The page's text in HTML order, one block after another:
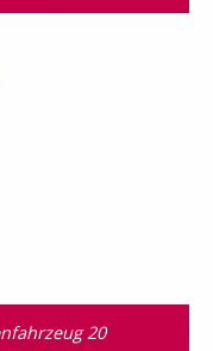
20